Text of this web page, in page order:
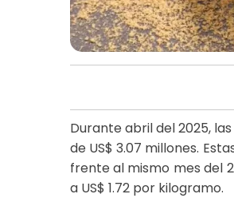
Durante abril del 2025,
de US$ 3.07 millones.
frente al mismo mes del
a US$ 1.72 por kilogramo.